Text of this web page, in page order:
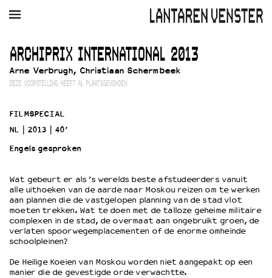
AGENDA FILM MUZIEK RESTAURANT VERHUUR
Winkelmandje
Zoek
Openingstijden & contact
Bereikbaarheid
Kaartverkoop
EDUCATIE
Schoolvoorstellingen
Filmprogramma’s Primair Onderwijs
Filmprogramma’s VO/MBO
Speciale educatieprogramma’s
ARCHIPRIX INTERNATIONAL 2013
Arne Verbrugh, Christiaan Schermbeek
DEZE VOORSTELLING HEEFT AL PLAATSGEVONDEN
FILMSPECIAL
NL
2013
40’
Engels gesproken
Wat gebeurt er als ’s werelds beste afstudeerders vanuit
alle uithoeken van de aarde naar Moskou reizen om te werken
aan plannen die de vastgelopen planning van de stad vlot
moeten trekken. Wat te doen met de talloze geheime militaire
complexen in de stad, de overmaat aan ongebruikt groen, de
verlaten spoorwegemplacementen of de enorme omheinde
schoolpleinen?
De Heilige Koeien van Moskou worden niet aangepakt op een
manier die de gevestigde orde verwachtte.